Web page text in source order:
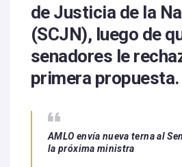
de Justicia de la
(SCJN), luego de
senadores le
primera propuesta.
AMLO envía nueva terna al
la próxima ministra